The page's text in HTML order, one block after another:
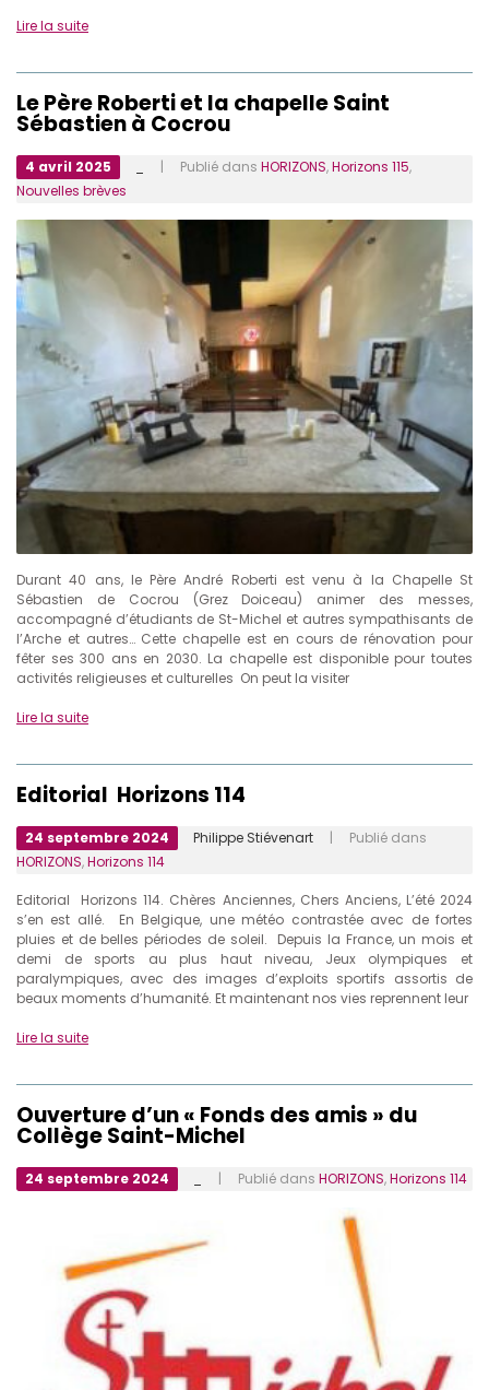
Lire la suite
Le Père Roberti et la chapelle Saint
Sébastien à Cocrou
4 avril 2025 | Publié dans HORIZONS,Horizons 115,
Nouvelles brèves
Durant 40 ans, le Père André Roberti est venu à la Chapelle St
Sébastien de Cocrou (Grez Doiceau) animer des messes,
accompagné d’étudiants de St-Michel et autres sympathisants de
l’Arche et autres… Cette chapelle est en cours de rénovation pour
fêter ses 300 ans en 2030. La chapelle est disponible pour toutes
activités religieuses et culturelles On peut la visiter
Lire la suite
Editorial Horizons 114
24 septembre 2024 Philippe Stiévenart | Publié dans
HORIZONS,Horizons 114
Editorial Horizons 114. Chères Anciennes, Chers Anciens, L’été 2024
s’en est allé. En Belgique, une météo contrastée avec de fortes
pluies et de belles périodes de soleil. Depuis la France, un mois et
demi de sports au plus haut niveau, Jeux olympiques et
paralympiques, avec des images d’exploits sportifs assortis de
beaux moments d’humanité. Et maintenant nos vies reprennent leur
Lire la suite
Ouverture d’un « Fonds des amis » du
Collège Saint-Michel
24 septembre 2024 | Publié dans HORIZONS,Horizons 114